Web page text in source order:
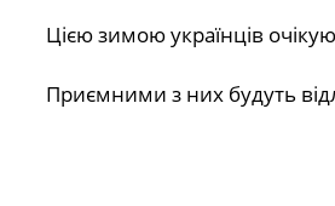
Цією зимою українців
Приємними з них будуть